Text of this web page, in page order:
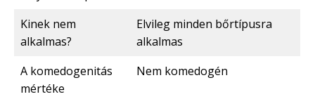
Kinek nem
alkalmas?
Elvileg minden bőrtípusra
alkalmas
A komedogenitás
mértéke
Nem komedogén